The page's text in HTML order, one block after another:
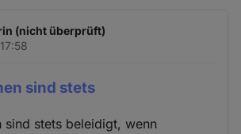
(nicht überprüft)
sind stets
sind stets beleidigt, wenn